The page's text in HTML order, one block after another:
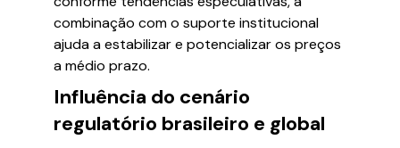
combinação com o suporte institucional
ajuda a estabilizar e potencializar os preços
a médio prazo.
Influência do cenário
regulatório brasileiro e global